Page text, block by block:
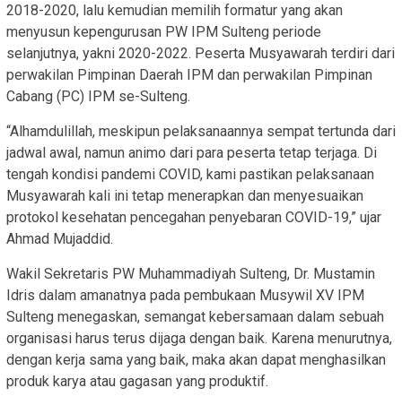
2018-2020, lalu kemudian memilih formatur yang akan
menyusun kepengurusan PW IPM Sulteng periode
selanjutnya, yakni 2020-2022. Peserta Musyawarah terdiri dari
perwakilan Pimpinan Daerah IPM dan perwakilan Pimpinan
Cabang (PC) IPM se-Sulteng.
“Alhamdulillah, meskipun pelaksanaannya sempat tertunda dari
jadwal awal, namun animo dari para peserta tetap terjaga. Di
tengah kondisi pandemi COVID, kami pastikan pelaksanaan
Musyawarah kali ini tetap menerapkan dan menyesuaikan
protokol kesehatan pencegahan penyebaran COVID-19,” ujar
Ahmad Mujaddid.
Wakil Sekretaris PW Muhammadiyah Sulteng, Dr. Mustamin
Idris dalam amanatnya pada pembukaan Musywil XV IPM
Sulteng menegaskan, semangat kebersamaan dalam sebuah
organisasi harus terus dijaga dengan baik. Karena menurutnya,
dengan kerja sama yang baik, maka akan dapat menghasilkan
produk karya atau gagasan yang produktif.